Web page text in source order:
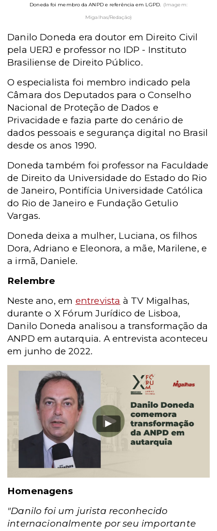
Doneda foi membro da ANPD e referência em LGPD.
(Imagem:
Migalhas/Redação)
Danilo Doneda era doutor em Direito Civil
pela UERJ e professor no IDP - Instituto
Brasiliense de Direito Público.
O especialista foi membro indicado pela
Câmara dos Deputados para o Conselho
Nacional de Proteção de Dados e
Privacidade e fazia parte do cenário de
dados pessoais e segurança digital no Brasil
desde os anos 1990.
Doneda também foi professor na Faculdade
de Direito da Universidade do Estado do Rio
de Janeiro, Pontifícia Universidade Católica
do Rio de Janeiro e Fundação Getulio
Vargas.
Doneda deixa a mulher, Luciana, os filhos
Dora, Adriano e Eleonora, a mãe, Marilene, e
a irmã, Daniele.
Relembre
Neste ano, em entrevista à TV Migalhas,
durante o X Fórum Jurídico de Lisboa,
Danilo Doneda analisou a transformação da
ANPD em autarquia. A entrevista aconteceu
em junho de 2022.
Homenagens
"Danilo foi um jurista reconhecido
internacionalmente por seu importante